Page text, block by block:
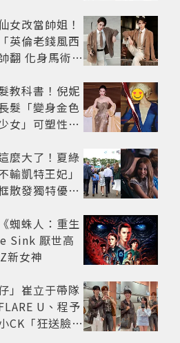
女改當帥姐！
英倫老錢風西
翻 化身馬術師
教科書！倪妮
髮「變身金色
女」可塑性超
麼大了！夏綠
輸凱特王妃」
散發獨特優雅
蜘蛛人：重生
Sink 厭世高
新女神
」崔立于帶隊
U、程予
CK「狂送臉頰